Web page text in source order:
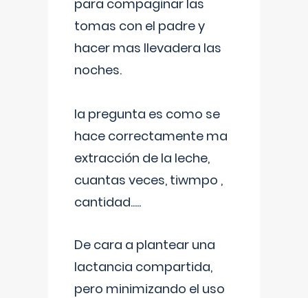
para compaginar las
tomas con el padre y
hacer mas llevadera las
noches.
la pregunta es como se
hace correctamente ma
extracción de la leche,
cuantas veces, tiwmpo ,
cantidad.....
De cara a plantear una
lactancia compartida,
pero minimizando el uso